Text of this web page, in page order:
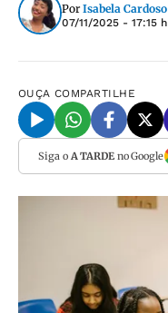
Por Isabela Cardoso
07/11/2025 - 17:15 h
OUÇA COMPARTILHE
Siga o A TARDEno Google